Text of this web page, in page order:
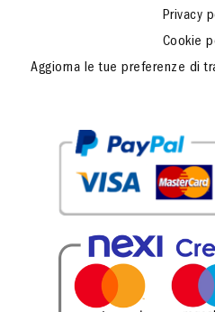
Privacy
Cookie
Aggiorna le tue preferenze di